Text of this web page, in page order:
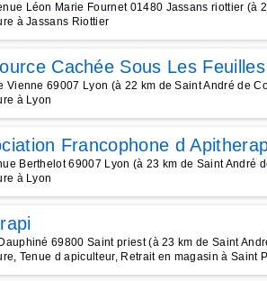
Léon Marie Fournet 01480 Jassans riottier (à
à Jassans Riottier
Cachée Sous Les Feuilles
Vienne 69007 Lyon (à 22 km de Saint André de
à Lyon
Francophone d
Berthelot 69007 Lyon (à 23 km de Saint André
à Lyon
69800 Saint priest (à 23 km de Saint
Tenue d apiculteur, Retrait en magasin à Saint